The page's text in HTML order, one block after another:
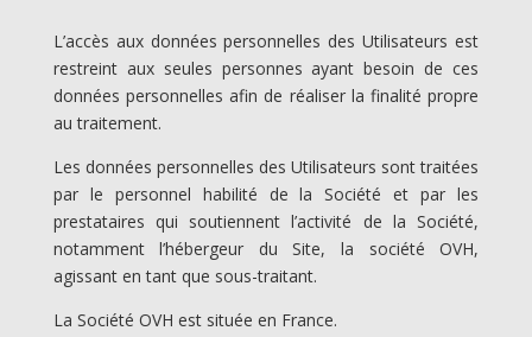
L’accès aux données personnelles des Utilisateurs est
restreint aux seules personnes ayant besoin de ces
données personnelles afin de réaliser la finalité propre
au traitement.
Les données personnelles des Utilisateurs sont traitées
par le personnel habilité de la Société et par les
prestataires qui soutiennent l’activité de la Société,
notamment l’hébergeur du Site, la société OVH,
agissant en tant que sous-traitant.
La Société OVH est située en France.